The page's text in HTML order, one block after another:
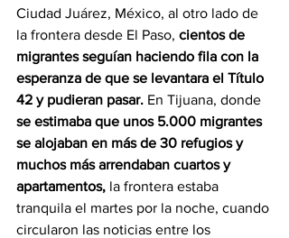
Ciudad Juárez, México, al otro lado de
la frontera desde El Paso, cientos de
migrantes seguían haciendo fila con la
esperanza de que se levantara el Título
42 y pudieran pasar. En Tijuana, donde
se estimaba que unos 5.000 migrantes
se alojaban en más de 30 refugios y
muchos más arrendaban cuartos y
apartamentos, la frontera estaba
tranquila el martes por la noche, cuando
circularon las noticias entre los